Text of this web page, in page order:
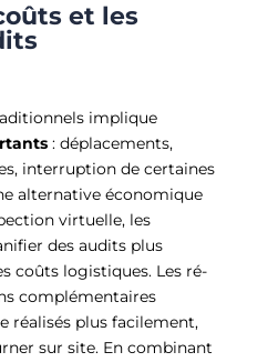
et les
implique
: déplacements,
interruption de certaines
alternative économique
virtuelle, les
des audits plus
coûts logistiques. Les ré-
complémentaires
réalisés plus facilement,
sur site. En combinant